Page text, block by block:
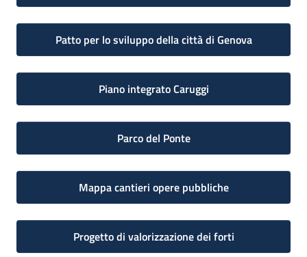
Patto per lo sviluppo della città di Genova
Piano integrato Caruggi
Parco del Ponte
Mappa cantieri opere pubbliche
Progetto di valorizzazione dei forti